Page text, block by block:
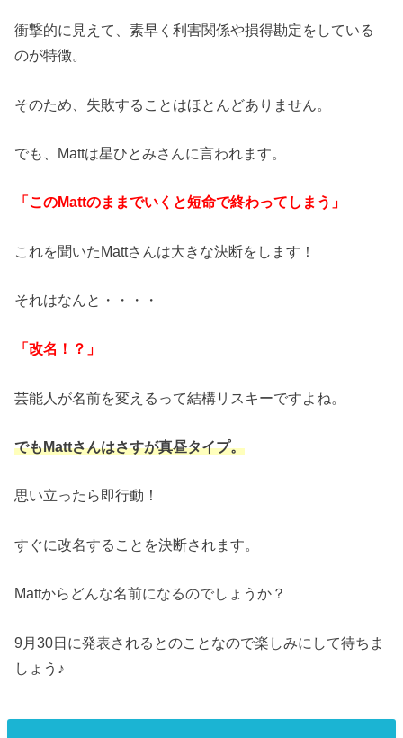
衝撃的に見えて、素早く利害関係や損得勘定をしている
のが特徴。
そのため、失敗することはほとんどありません。
でも、Mattは星ひとみさんに言われます。
「このMattのままでいくと短命で終わってしまう」
これを聞いたMattさんは大きな決断をします！
それはなんと・・・・
「改名！？」
芸能人が名前を変えるって結構リスキーですよね。
でもMattさんはさすが真昼タイプ。
思い立ったら即行動！
すぐに改名することを決断されます。
Mattからどんな名前になるのでしょうか？
9月30日に発表されるとのことなので楽しみにして待ちま
しょう♪